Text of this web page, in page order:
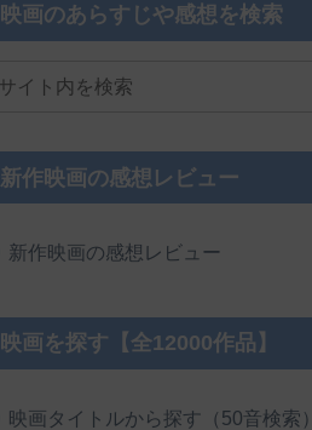
映画のあらすじや感想を検索
新作映画の感想レビュー
新作映画の感想レビュー
映画を探す【全12000作品】
映画タイトルから探す（50音検索）